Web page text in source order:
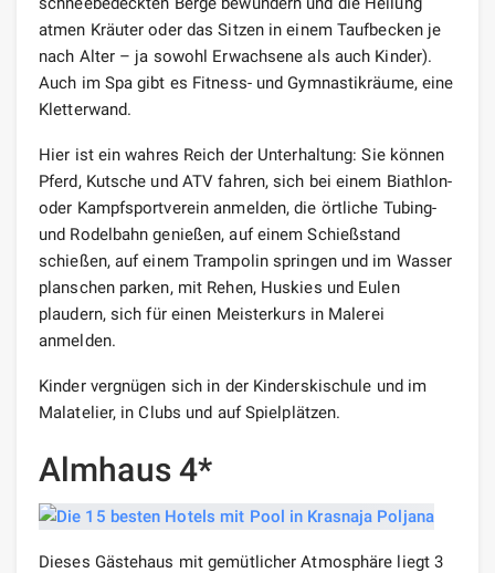
atmen Kräuter oder das Sitzen in einem Taufbecken je
nach Alter – ja sowohl Erwachsene als auch Kinder).
Auch im Spa gibt es Fitness- und Gymnastikräume, eine
Kletterwand.
Hier ist ein wahres Reich der Unterhaltung: Sie können
Pferd, Kutsche und ATV fahren, sich bei einem Biathlon-
oder Kampfsportverein anmelden, die örtliche Tubing-
und Rodelbahn genießen, auf einem Schießstand
schießen, auf einem Trampolin springen und im Wasser
planschen parken, mit Rehen, Huskies und Eulen
plaudern, sich für einen Meisterkurs in Malerei
anmelden.
Kinder vergnügen sich in der Kinderskischule und im
Malatelier, in Clubs und auf Spielplätzen.
Almhaus 4*
Dieses Gästehaus mit gemütlicher Atmosphäre liegt 3